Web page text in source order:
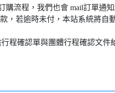
流程，我們也會 mail訂單通知
，若逾時未付，本站系統將自
程確認單與團體行程確認文件